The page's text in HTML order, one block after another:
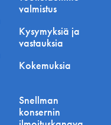
valmistus
Kysymyksiä ja
vastauksia
Kokemuksia
Snellman
konsernin